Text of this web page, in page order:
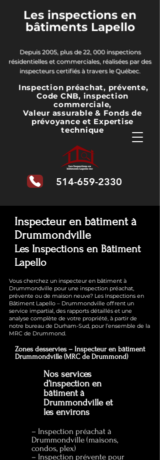
Les inspections en
bâtiments Lapello
Depuis 2005, plus de 22, 000 inspections
résidentielles et commerciales, réalisées par des
inspecteurs certifiés à travers le Québec.
Inspection préachat, prévente,
Code CNB, inspection
commerciale,
Valeur assurable & Fonds de
prévoyanceet Expertise
technique
514-659-2330
Inspecteur en bâtiment à
Drummondville
Les Inspections en Bâtiment
Lapello
Vous cherchez un inspecteur en bâtiment à
Drummondville pour une inspection préachat,
prévente ou de maison neuve? Les Inspections en
Bâtiment Lapello – Drummondville offrent un
service impartial, des rapports détaillés et une
analyse complète de votre propriété, à partir de
notre bureau de Durham-Sud, pour l’ensemble de la
MRC de Drummond.
Zones desservies – Inspecteur en bâtiment
Drummondville (MRC de Drummond)
Nos services
d’inspection en
bâtiment à
Drummondville et
les environs
– Inspection préachat à
Drummondville (maisons,
condos, plex)
– Inspection prévente pour